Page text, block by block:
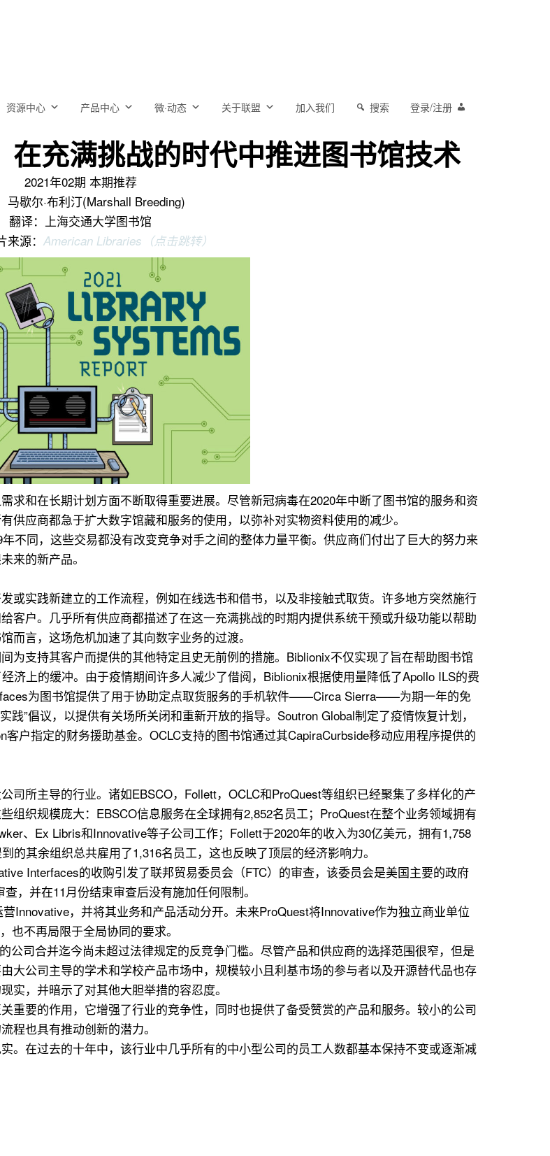
资源中心 产品中心 微·动态 关于联盟 加入我们 搜索 登录/注册
充满挑战的时代中推进图书馆技术
2021年02期 本期推荐
马歇尔·布利汀(Marshall Breeding)
翻译：上海交通大学图书馆
源： American Libraries（点击跳转）
求和在长期计划方面不断取得重要进展。尽管新冠病毒在2020年中断了图书馆的服务和资
应商都急于扩大数字馆藏和服务的使用，以弥补对实物资料使用的减少。
不同，这些交易都没有改变竞争对手之间的整体力量平衡。供应商们付出了巨大的努力来
来的新产品。
或实践新建立的工作流程，例如在线选书和借书，以及非接触式取货。许多地方突然施行
客户。几乎所有供应商都描述了在这一充满挑战的时期内提供系统干预或升级功能以帮助
而言，这场危机加速了其向数字业务的过渡。
为支持其客户而提供的其他特定且史无前例的措施。Biblionix不仅实现了旨在帮助图书馆
济上的缓冲。由于疫情期间许多人减少了借阅，Biblionix根据使用量降低了Apollo ILS的费
为图书馆提供了用于协助定点取货服务的手机软件——Circa Sierra——为期一年的免
”倡议，以提供有关场所关闭和重新开放的指导。Soutron Global制定了疫情恢复计划，
户指定的财务援助基金。OCLC支持的图书馆通过其CapiraCurbside移动应用程序提供的
司所主导的行业。诸如EBSCO，Follett，OCLC和ProQuest等组织已经聚集了多样化的产
组织规模庞大：EBSCO信息服务在全球拥有2,852名员工；ProQuest在整个业务领域拥有
、Ex Libris和Innovative等子公司工作；Follett于2020年的收入为30亿美元，拥有1,758
的其余组织总共雇用了1,316名员工，这也反映了顶层的经济影响力。
Interfaces的收购引发了联邦贸易委员会（FTC）的审查，该委员会是美国主要的政府
，并在11月份结束审查后没有施加任何限制。
Innovative，并将其业务和产品活动分开。未来ProQuest将Innovative作为独立商业单位
不再局限于全局协同的要求。
公司合并迄今尚未超过法律规定的反竞争门槛。尽管产品和供应商的选择范围很窄，但是
大公司主导的学术和学校产品市场中，规模较小且利基市场的参与者以及开源替代品也存
实，并暗示了对其他大胆举措的容忍度。
重要的作用，它增强了行业的竞争性，同时也提供了备受赞赏的产品和服务。较小的公司
程也具有推动创新的潜力。
。在过去的十年中，该行业中几乎所有的中小型公司的员工人数都基本保持不变或逐渐减